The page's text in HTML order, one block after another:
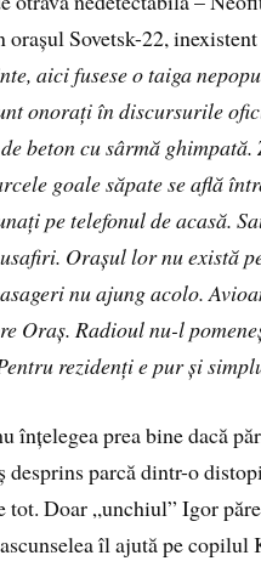
Sovetsk-22,
aici fusese o taiga
onorați în discursurile
beton cu sârmă
goale săpate se află
pe telefonul de acasă.
Orașul lor nu există
nu ajung acolo.
Oraș. Radioul nu-l
rezidenți e pur și
înțelegea prea bine dacă
parcă dintr-o
tot. Doar „unchiul” Igor
îl ajută pe copilul